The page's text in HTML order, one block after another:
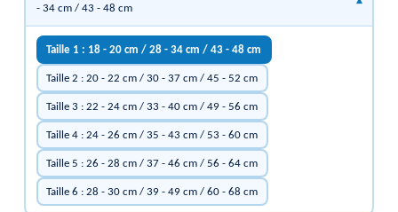
- 34 cm / 43 - 48 cm
Taille 1 : 18 - 20 cm / 28 - 34 cm / 43 - 48 cm
Taille 2 : 20 - 22 cm / 30 - 37 cm / 45 - 52 cm
Taille 3 : 22 - 24 cm / 33 - 40 cm / 49 - 56 cm
Taille 4 : 24 - 26 cm / 35 - 43 cm / 53 - 60 cm
Taille 5 : 26 - 28 cm / 37 - 46 cm / 56 - 64 cm
Taille 6 : 28 - 30 cm / 39 - 49 cm / 60 - 68 cm